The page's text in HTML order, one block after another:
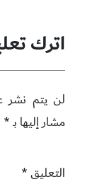
اترك
لن يتم نشر
مشار إليها بـ*
التعليق*